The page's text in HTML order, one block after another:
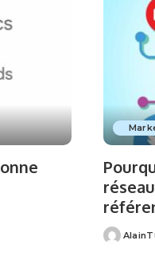
Posted
AlainT